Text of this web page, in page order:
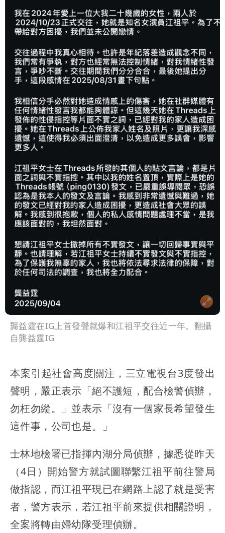
龔益霆在IG上首發聲就爆和江祖平交往近一年。翻攝
自龔益霆IG
本案引起社會高度關注，三立電視台3度發出
聲明，嚴正表示「絕不護短，配合檢警偵辦，
勿枉勿縱。」並表示「沒有一個家長希望發生
這件事，公司也是。」
士林地檢署已指揮內湖分局偵辦，據悉從昨天
（4日）開始警方就試圖聯繫江祖平前往警局
做指認，而江祖平現已在網路上認了就是受害
者，警方表示，若江祖平前來提供相關證明，
全案將轉由婦幼隊受理偵辦。